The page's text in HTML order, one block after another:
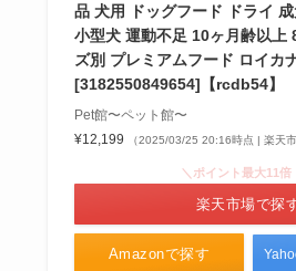
品 犬用 ドッグフード ドライ
小型犬 運動不足 10ヶ月齢以上
ズ別 プレミアムフード ロイカ
[3182550849654]【rcdb54】
Pet館〜ペット館〜
¥12,199
（2025/03/25 20:16時点 | 楽天市
Amazonで探す
＼ポイント最大11倍
楽天市場で探